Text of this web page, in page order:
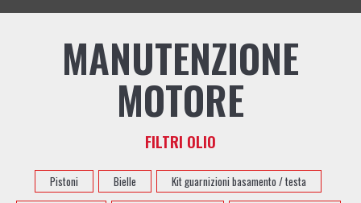
MANUTENZIONE
MOTORE
FILTRI OLIO
Pistoni Bielle
Kit guarnizioni basamento / testa